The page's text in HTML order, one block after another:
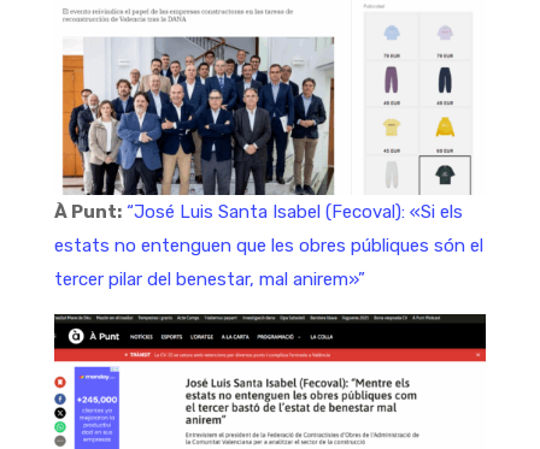
À Punt: “José Luis Santa Isabel (Fecoval): «Si els
estats no entenguen que les obres públiques són el
tercer pilar del benestar, mal anirem»”